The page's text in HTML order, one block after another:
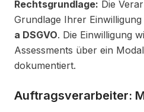
Rechtsgrundlage: Die
Grundlage Ihrer Einwilligung
a DSGVO. Die Einwilligung
Assessments über ein
dokumentiert.
Auftragsverarbeiter: